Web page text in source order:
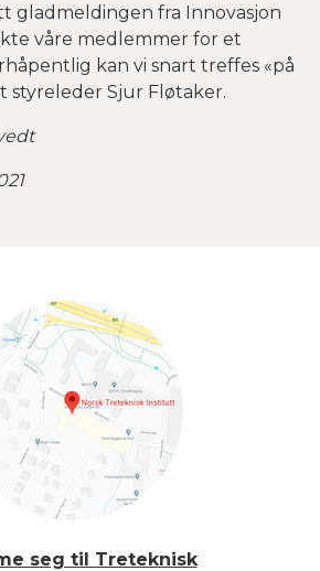
gladmeldingen fra Innovasjon
våre medlemmer for et
kan vi snart treffes «på
styreleder Sjur Fløtaker.
seg til Treteknisk